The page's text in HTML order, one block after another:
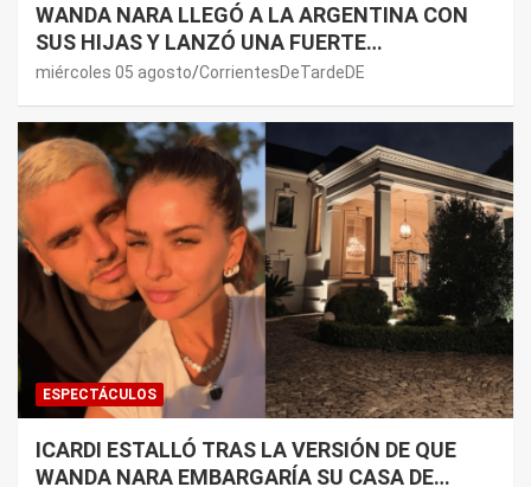
WANDA NARA LLEGÓ A LA ARGENTINA CON
SUS HIJAS Y LANZÓ UNA FUERTE
PREMONICIÓN SOBRE MAURO ICARDI
miércoles 05 agosto CorrientesDeTardeDE
ESPECTÁCULOS
ICARDI ESTALLÓ TRAS LA VERSIÓN DE QUE
WANDA NARA EMBARGARÍA SU CASA DE